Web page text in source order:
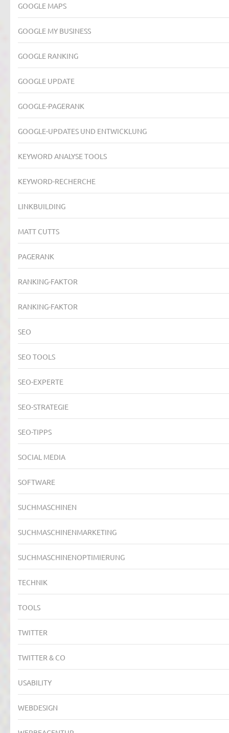
GOOGLE MAPS
GOOGLE MY BUSINESS
GOOGLE RANKING
GOOGLE UPDATE
GOOGLE-PAGERANK
GOOGLE-UPDATES UND ENTWICKLUNG
KEYWORD ANALYSE TOOLS
KEYWORD-RECHERCHE
LINKBUILDING
MATT CUTTS
PAGERANK
RANKING-FAKTOR
RANKING-FAKTOR
SEO
SEO TOOLS
SEO-EXPERTE
SEO-STRATEGIE
SEO-TIPPS
SOCIAL MEDIA
SOFTWARE
SUCHMASCHINEN
SUCHMASCHINENMARKETING
SUCHMASCHINENOPTIMIERUNG
TECHNIK
TOOLS
TWITTER
TWITTER & CO
USABILITY
WEBDESIGN